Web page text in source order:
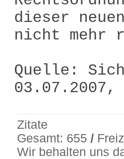
dieser
nicht mehr
Quelle:
Zitate
Gesamt: 655/
Wir behalten uns